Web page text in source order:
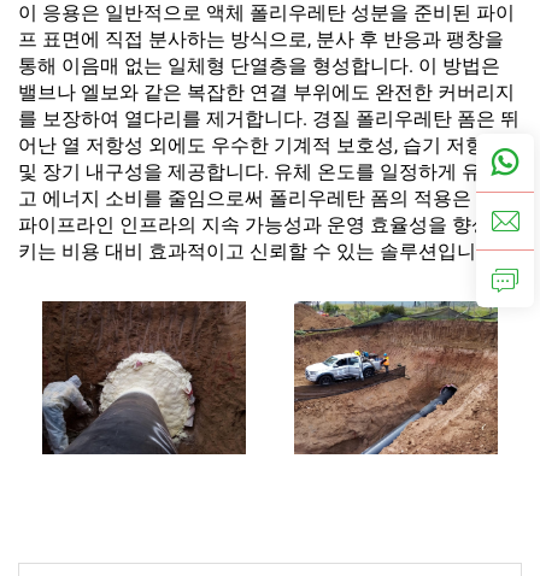
이 응용은 일반적으로 액체 폴리우레탄 성분을 준비된 파이
프 표면에 직접 분사하는 방식으로, 분사 후 반응과 팽창을
통해 이음매 없는 일체형 단열층을 형성합니다. 이 방법은
밸브나 엘보와 같은 복잡한 연결 부위에도 완전한 커버리지
를 보장하여 열다리를 제거합니다. 경질 폴리우레탄 폼은 뛰
어난 열 저항성 외에도 우수한 기계적 보호성, 습기 저항성
및 장기 내구성을 제공합니다. 유체 온도를 일정하게 유지하
고 에너지 소비를 줄임으로써 폴리우레탄 폼의 적용은 현대
파이프라인 인프라의 지속 가능성과 운영 효율성을 향상시
키는 비용 대비 효과적이고 신뢰할 수 있는 솔루션입니다.